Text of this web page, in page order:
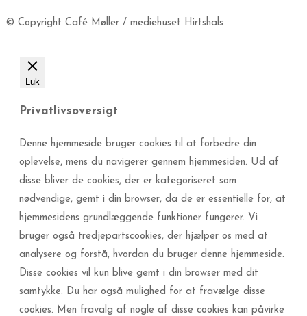
© Copyright Café Møller / mediehuset Hirtshals
Luk
Privatlivsoversigt
Denne hjemmeside bruger cookies til at forbedre din
oplevelse, mens du navigerer gennem hjemmesiden. Ud af
disse bliver de cookies, der er kategoriseret som
nødvendige, gemt i din browser, da de er essentielle for, at
hjemmesidens grundlæggende funktioner fungerer. Vi
bruger også tredjepartscookies, der hjælper os med at
analysere og forstå, hvordan du bruger denne hjemmeside.
Disse cookies vil kun blive gemt i din browser med dit
samtykke. Du har også mulighed for at fravælge disse
cookies. Men fravalg af nogle af disse cookies kan påvirke